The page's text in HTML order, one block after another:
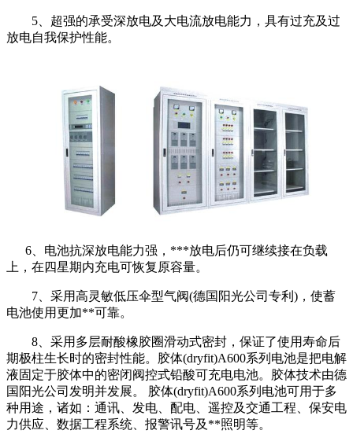
5、超强的承受深放电及大电流放电能力，具有过充及过
放电自我保护性能。
6、电池抗深放电能力强，***放电后仍可继续接在负载
上，在四星期内充电可恢复原容量。
7、采用高灵敏低压伞型气阀(德国阳光公司专利)，使蓄
电池使用更加**可靠。
8、采用多层耐酸橡胶圈滑动式密封，保证了使用寿命后
期极柱生长时的密封性能。胶体(dryfit)A600系列电池是把电解
液固定于胶体中的密闭阀控式铅酸可充电电池。胶体技术由德
国阳光公司发明并发展。 胶体(dryfit)A600系列电池可用于多
种用途，诸如：通讯、发电、配电、遥控及交通工程、保安电
力供应、数据工程系统、报警讯号及**照明等。